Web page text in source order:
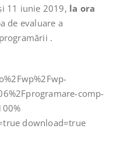
11 iunie 2019, la ora
de evaluare a
.
comp-
download=true